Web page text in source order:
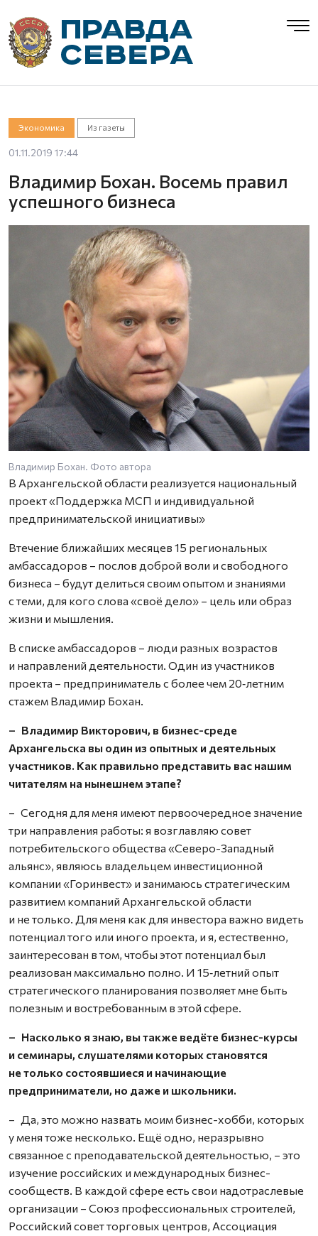
Экономика Из газеты
01.11.2019 17:44
Владимир Бохан. Восемь правил
успешного бизнеса
Владимир Бохан. Фото автора
В Архангельской области реализуется национальный
проект «Поддержка МСП и индивидуальной
предпринимательской инициативы»
Втечение ближайших месяцев 15 региональных
амбассадоров – послов доброй воли и свободного
бизнеса – будут делиться своим опытом и знаниями
с теми, для кого слова «своё дело» – цель или образ
жизни и мышления.
В списке амбассадоров – люди разных возрастов
и направлений деятельности. Один из участников
проекта – предприниматель с более чем 20‑летним
стажем Владимир Бохан.
– Владимир Викторович, в бизнес-среде
Архангельска вы один из опытных и деятельных
участников. Как правильно представить вас нашим
читателям на нынешнем этапе?
– Сегодня для меня имеют первоочередное значение
три направления работы: я возглавляю совет
потребительского общества «Северо-Западный
альянс», являюсь владельцем инвестиционной
компании «Горинвест» и занимаюсь стратегическим
развитием компаний Архангельской области
и не только. Для меня как для инвестора важно видеть
потенциал того или иного проекта, и я, естественно,
заинтересован в том, чтобы этот потенциал был
реализован максимально полно. И 15‑летний опыт
стратегического планирования позволяет мне быть
полезным и востребованным в этой сфере.
– Насколько я знаю, вы также ведёте бизнес-курсы
и семинары, слушателями которых становятся
не только состоявшиеся и начинающие
предприниматели, но даже и школьники.
– Да, это можно назвать моим бизнес-хобби, которых
у меня тоже несколько. Ещё одно, неразрывно
связанное с преподавательской деятельностью, – это
изучение российских и международных бизнес-
сообществ. В каждой сфере есть свои надотраслевые
организации – Союз профессиональных строителей,
Российский совет торговых центров, Ассоциация